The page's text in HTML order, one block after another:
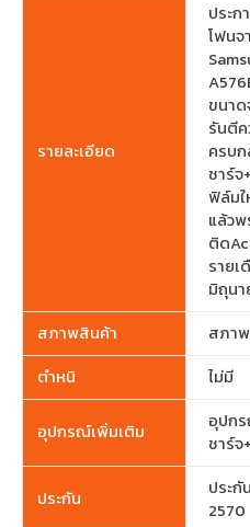
รายละเอียด
ประ
โฟนจ
ขนา
รันตี
ครบ
ชาร์
ฟิล์มใ
แล้วพ
ติด
รายเ
มิถุน
สภาพสินค้า
สภา
ตำหนิ
ไม่มี
อุปกรณ์เพิ่มเติม
อุปก
ชาร์จ
ประกัน
ประ
2570